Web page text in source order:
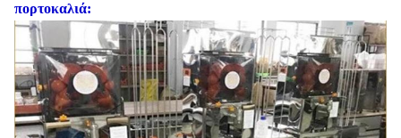
40 " HQloading
20 " φόρτωση FT 27PCS
πορτοκαλιά: